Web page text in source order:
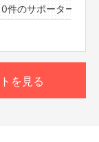
のサポーターと2件
を見る